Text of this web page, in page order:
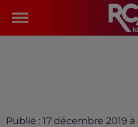
Publié : 17 décembre 2019